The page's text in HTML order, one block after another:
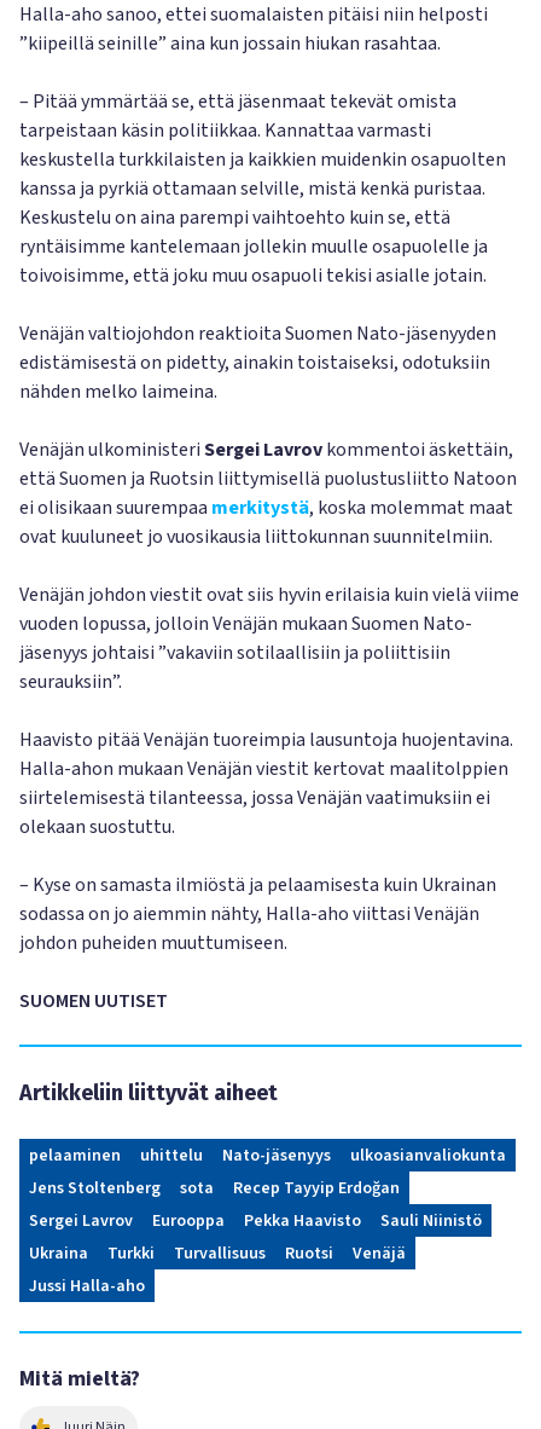
Halla-aho sanoo, ettei suomalaisten pitäisi niin helposti
”kiipeillä seinille” aina kun jossain hiukan rasahtaa.
– Pitää ymmärtää se, että jäsenmaat tekevät omista
tarpeistaan käsin politiikkaa. Kannattaa varmasti
keskustella turkkilaisten ja kaikkien muidenkin osapuolten
kanssa ja pyrkiä ottamaan selville, mistä kenkä puristaa.
Keskustelu on aina parempi vaihtoehto kuin se, että
ryntäisimme kantelemaan jollekin muulle osapuolelle ja
toivoisimme, että joku muu osapuoli tekisi asialle jotain.
Venäjän valtiojohdon reaktioita Suomen Nato-jäsenyyden
edistämisestä on pidetty, ainakin toistaiseksi, odotuksiin
nähden melko laimeina.
Venäjän ulkoministeriSergei Lavrovkommentoi äskettäin,
että Suomen ja Ruotsin liittymisellä puolustusliitto Natoon
ei olisikaan suurempaa merkitystä, koska molemmat maat
ovat kuuluneet jo vuosikausia liittokunnan suunnitelmiin.
Venäjän johdon viestit ovat siis hyvin erilaisia kuin vielä viime
vuoden lopussa, jolloin Venäjän mukaan Suomen Nato-
jäsenyys johtaisi ”vakaviin sotilaallisiin ja poliittisiin
seurauksiin”.
Haavisto pitää Venäjän tuoreimpia lausuntoja huojentavina.
Halla-ahon mukaan Venäjän viestit kertovat maalitolppien
siirtelemisestä tilanteessa, jossa Venäjän vaatimuksiin ei
olekaan suostuttu.
– Kyse on samasta ilmiöstä ja pelaamisesta kuin Ukrainan
sodassa on jo aiemmin nähty, Halla-aho viittasi Venäjän
johdon puheiden muuttumiseen.
SUOMEN UUTISET
Artikkeliin liittyvät aiheet
pelaaminen uhittelu Nato-jäsenyys
ulkoasianvaliokunta
Jens Stoltenberg
sota
Recep Tayyip Erdoğan
Sergei Lavrov
Eurooppa Pekka Haavisto
Sauli Niinistö
Ukraina
Turkki Turvallisuus Ruotsi
Venäjä
Jussi Halla-aho
Mitä mieltä?